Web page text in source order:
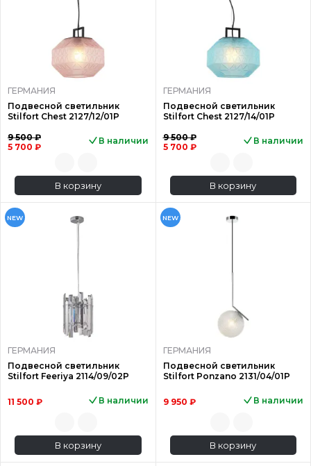
ГЕРМАНИЯ
Подвесной светильник
Stilfort Chest 2127/12/01P
9 500 ₽
5 700 ₽
В наличии
В корзину
ГЕРМАНИЯ
Подвесной светильник
Stilfort Chest 2127/14/01P
9 500 ₽
5 700 ₽
В наличии
В корзину
NEW
ГЕРМАНИЯ
Подвесной светильник
Stilfort Feeriya 2114/09/02P
11 500 ₽ В наличии
В корзину
NEW
ГЕРМАНИЯ
Подвесной светильник
Stilfort Ponzano 2131/04/01P
9 950 ₽ В наличии
В корзину